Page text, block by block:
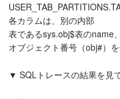
各カラムは、別の内部
表であるsys.obj$表のname
オブジェクト番号（obj#）
▼ SQLトレースの結果を見